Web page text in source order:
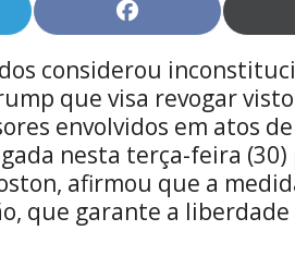
Share
on
Facebook
considerou
que visa revogar
envolvidos em atos
nesta terça-feira (30)
afirmou que a
que garante a liberdade